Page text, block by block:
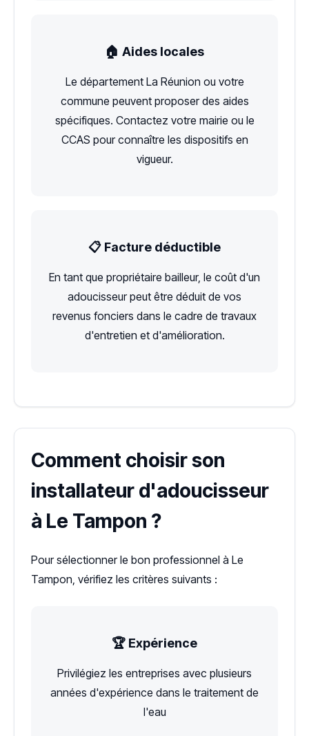
🏠 Aides locales
Le département La Réunion ou votre
commune peuvent proposer des aides
spécifiques. Contactez votre mairie ou le
CCAS pour connaître les dispositifs en
vigueur.
📋 Facture déductible
En tant que propriétaire bailleur, le coût d'un
adoucisseur peut être déduit de vos
revenus fonciers dans le cadre de travaux
d'entretien et d'amélioration.
Comment choisir son
installateur d'adoucisseur
à Le Tampon ?
Pour sélectionner le bon professionnel à Le
Tampon, vérifiez les critères suivants :
🏆 Expérience
Privilégiez les entreprises avec plusieurs
années d'expérience dans le traitement de
l'eau